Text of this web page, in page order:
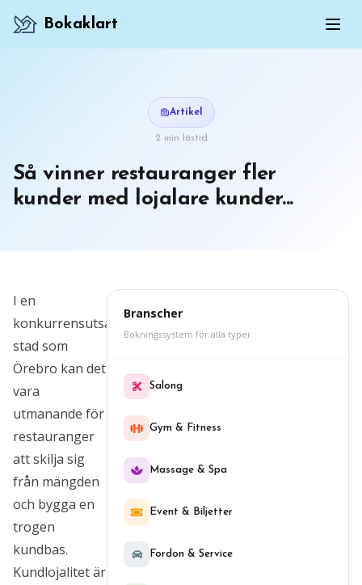
Bokaklart
Artikel
2 min lästid
Så vinner restauranger fler
kunder med lojalare kunder...
I en
konkurrensutsatt
stad som
Örebro kan det
vara
utmanande för
restauranger
att skilja sig
från mängden
och bygga en
trogen
kundbas.
Kundlojalitet är
Branscher
Bokningssystem för alla typer
Salong
Gym & Fitness
Massage & Spa
Event & Biljetter
Fordon & Service